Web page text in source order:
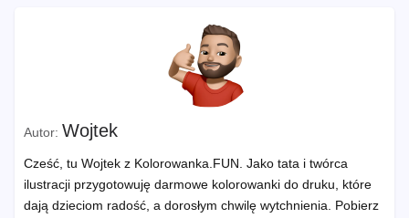
Wojtek
Cześć, tu Wojtek z Kolorowanka.FUN. Jako tata i twórca
ilustracji przygotowuję darmowe kolorowanki do druku, które
dają dzieciom radość, a dorosłym chwilę wytchnienia. Pobierz